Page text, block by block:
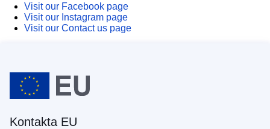
Visit our Facebook page
Visit our Instagram page
Visit our Contact us page
Kontakta EU